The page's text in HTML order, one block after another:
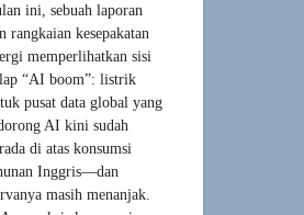
Perbedaannya
tapi mendasar:
menunggu perintah;
menerima tujuan,
langkah,
di dunia
(dan segera fisik), lalu
hasil. Kenapa